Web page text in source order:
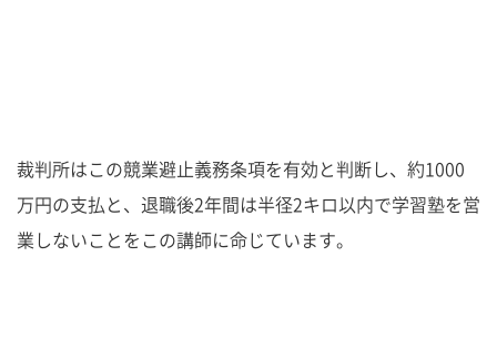
裁判所はこの競業避止義務条項を有効と判断し、約1000
万円の支払と、退職後2年間は半径2キロ以内で学習塾を営
業しないことをこの講師に命じています。